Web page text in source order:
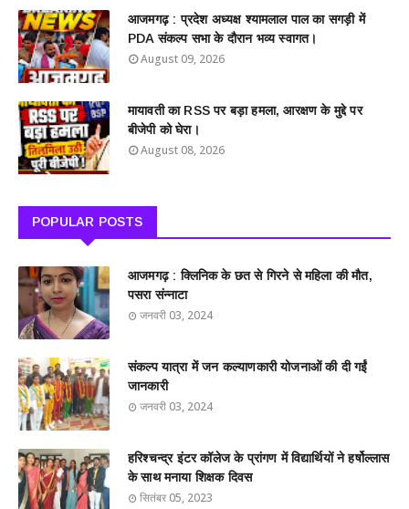
आजमगढ़ : प्रदेश अध्यक्ष श्यामलाल पाल का सगड़ी में
PDA संकल्प सभा के दौरान भव्य स्वागत।
August 09, 2026
मायावती का RSS पर बड़ा हमला, आरक्षण के मुद्दे पर
बीजेपी को घेरा।
August 08, 2026
POPULAR POSTS
आजमगढ़ : क्लिनिक के छत से गिरने से महिला की मौत,
पसरा संन्नाटा
जनवरी 03, 2024
संकल्प यात्रा में जन कल्याणकारी योजनाओं की दी गईं
जानकारी
जनवरी 03, 2024
हरिश्चन्द्र इंटर कॉलेज के प्रांगण में विद्यार्थियों ने हर्षोल्लास
के साथ मनाया शिक्षक दिवस
सितंबर 05, 2023